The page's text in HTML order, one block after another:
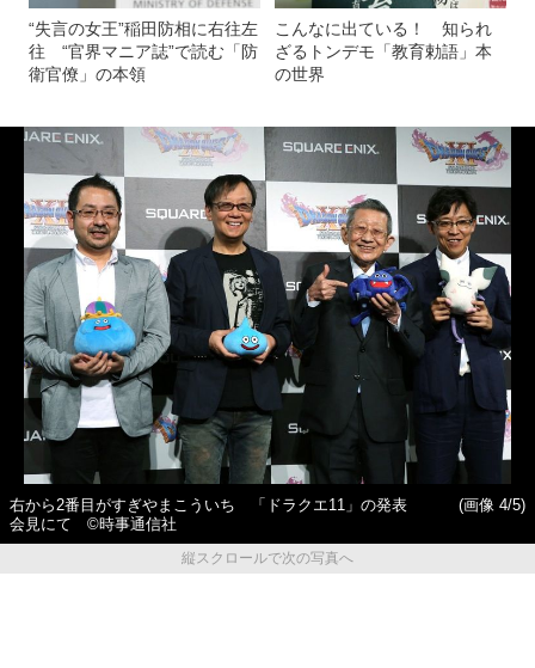
“失言の女王”稲田防相に右往左
往 “官界マニア誌”で読む「防
衛官僚」の本領
こんなに出ている！ 知られ
ざるトンデモ「教育勅語」本
の世界
右から2番目がすぎやまこういち 「ドラクエ11」の発表
会見にて ©時事通信社
(画像 4/5)
縦スクロールで次の写真へ